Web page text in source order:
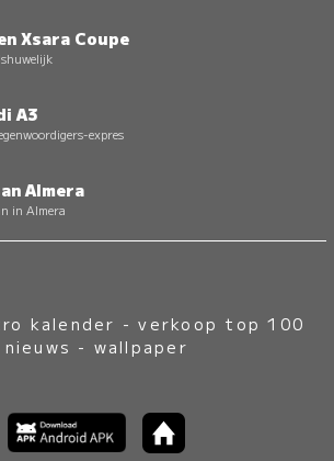
Xsara Coupe
A3
expres
Almera
in Almera
kalender -verkoop top 100
nieuws - wallpaper